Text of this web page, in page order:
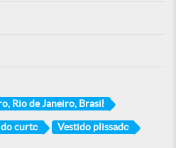
Rio de Janeiro, Brasil
curto Vestido plissado